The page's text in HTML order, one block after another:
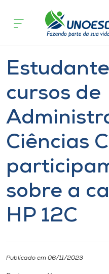
Cursos
Atendimento ao
Portal de Ensino
A
Unoesc
Internacionalização
acontece
sobre a
Aulas
cursos de
Ciências
sobre a
HP 12C
Publicado em 06/11/2023